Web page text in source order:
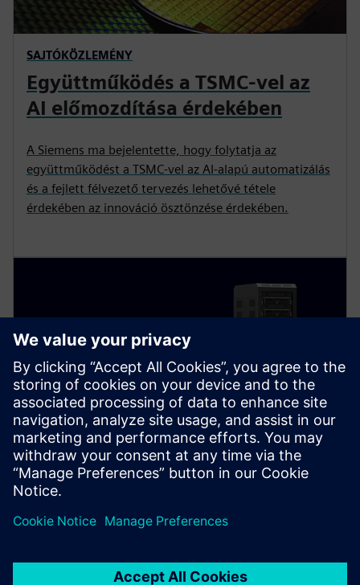
SAJTÓKÖZLEMÉNY
Együttműködés a TSMC-vel az
AI előmozdítása érdekében
A Siemens ma bejelentette, hogy folytatja az
együttműködést a TSMC-vel az AI-alapú automatizálás
és a fejlett félvezető tervezés lehetővé tétele
érdekében az innováció ösztönzése érdekében.
SAJTÓKÖZLEMÉNY
A Siemens és az NVIDIA áttörést
ért el a hitelesítésre
Az NVIDIA és a Siemens több tízbillió ciklust rögzített
néhány nap alatt, kihasználva a Siemens Veloce